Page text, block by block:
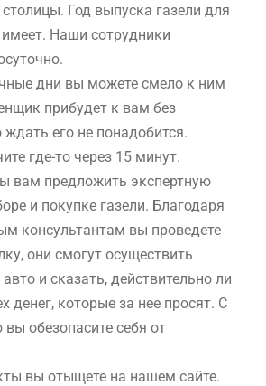
Год выпуска газели для
имеет. Наши сотрудники
дни вы можете смело к ним
прибудет к вам без
его не понадобится.
где-то через 15 минут.
вам предложить экспертную
и покупке газели. Благодаря
консультантам вы проведете
они смогут осуществить
и сказать, действительно ли
денег, которые за нее просят. С
обезопасите себя от
вы отыщете на нашем сайте.